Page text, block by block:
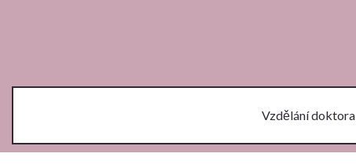
Vzdělání doktora